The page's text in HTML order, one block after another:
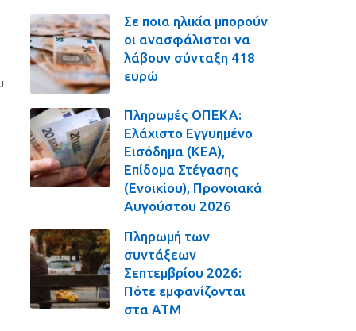
Σε ποια ηλικία μπορούν
οι ανασφάλιστοι να
λάβουν σύνταξη 418
ευρώ
Πληρωμές ΟΠΕΚΑ:
Ελάχιστο Εγγυημένο
Εισόδημα (ΚΕΑ),
Επίδομα Στέγασης
(Ενοικίου), Προνοιακά
Αυγούστου 2026
Πληρωμή των
συντάξεων
Σεπτεμβρίου 2026:
Πότε εμφανίζονται
στα ΑΤΜ